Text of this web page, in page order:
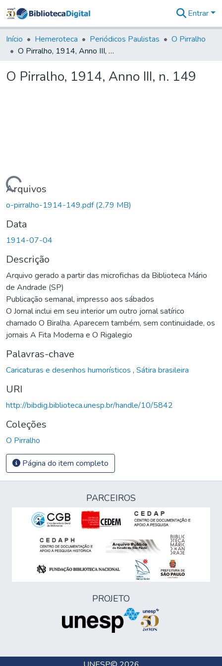
&
Coleções
Tudo na
Digital
Entrar
Início Hemeroteca Periódicos Paulistas
O Pirralho
O Pirralho, 1914, Anno III, n. 149
O Pirralho, 1914, Anno III, n. 149
Carregando...
Arquivos
o-pirralho-1914-149.pdf(2,79 MB)
Data
1914-07-04
Descrição
Arquivo gerado a partir das microfichas da Biblioteca Mário
de Andrade (SP)
Publicação semanal, impresso aos sábados
O Jornal inclui em seu interior um outro jornal satírico
chamado O Biralha. Aparecem também, sem continuidade, os
jornais A Fita Moderna e O Rigalegio
Palavras-chave
Caricaturas e desenhos humorísticos , Sátira brasileira
URI
http://bibdig.biblioteca.unesp.br/handle/10/5842
Coleções
O Pirralho
Página do item completo
PARCEIROS
PROJETO